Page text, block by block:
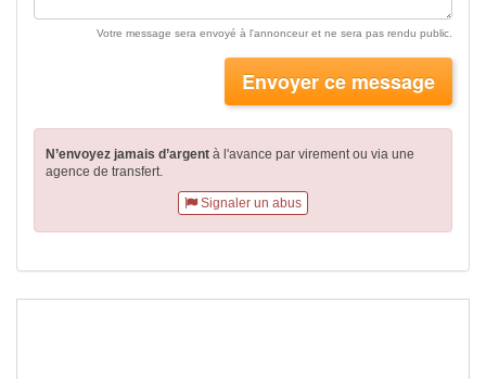
Votre message sera envoyé à l'annonceur et ne sera pas rendu public.
Envoyer ce message
N’envoyez jamais d’argent à l'avance par virementou via une
agence de transfert.
Signaler un abus